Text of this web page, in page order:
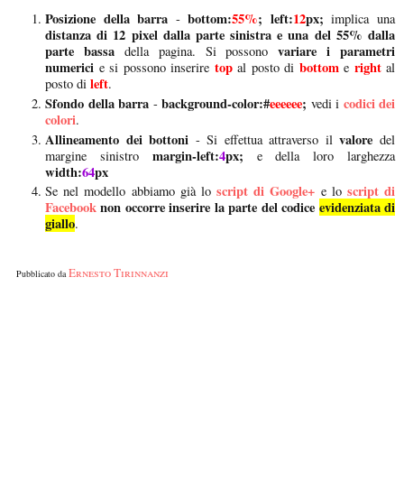
Posizione della barra -bottom:55%; left:12px; implica una
distanza di 12 pixel dalla parte sinistra e una del 55% dalla
parte bassadella pagina. Si possonovariare i parametri
numerici e si possono inserire topal posto di bottome rightal
posto di left.
Sfondo della barra - background-color:#eeeeee; vedi i codici dei
colori.
Allineamento dei bottoni - Si effettua attraverso ilvalore del
margine sinistro margin-left:4px; e della loro larghezza
width:64px
Se nel modello abbiamo già lo script di Google+ e lo script di
Facebook non occorre inserire la parte del codice evidenziata di
giallo.
Pubblicato daErnesto Tirinnanzi